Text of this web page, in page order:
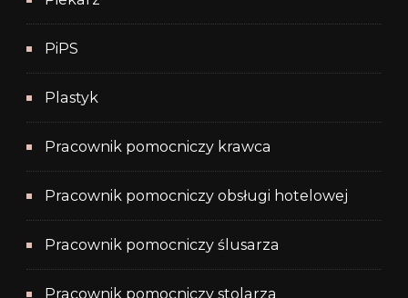
PiPS
Plastyk
Pracownik pomocniczy krawca
Pracownik pomocniczy obsługi hotelowej
Pracownik pomocniczy ślusarza
Pracownik pomocniczy stolarza